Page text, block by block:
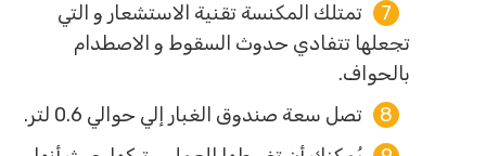
تمتلك المكنسة تقنية الاستشعار و التي
تجعلها تتفادي حدوث السقوط و الاصطدام
بالحواف.
تصل سعة صندوق الغبار إلي حوالي 0.6 لتر.